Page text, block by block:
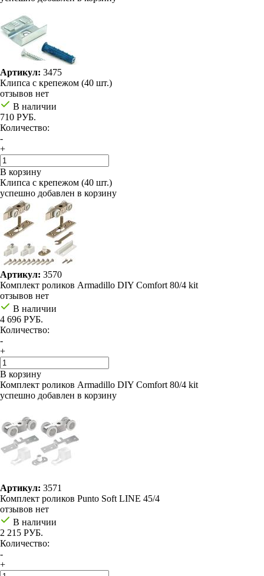
Артикул: 3475
Клипса с крепежом (40 шт.)
отзывов нет
В наличии
710 РУБ.
Количество:
-
+
В корзину
Клипса с крепежом (40 шт.)
успешно добавлен в корзину
Артикул: 3570
Комплект роликов Armadillo DIY Comfort 80/4 kit
отзывов нет
В наличии
4 696 РУБ.
Количество:
-
+
В корзину
Комплект роликов Armadillo DIY Comfort 80/4 kit
успешно добавлен в корзину
Артикул: 3571
Комплект роликов Punto Soft LINE 45/4
отзывов нет
В наличии
2 215 РУБ.
Количество:
-
+